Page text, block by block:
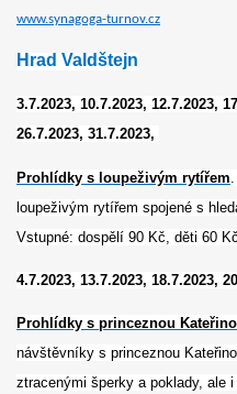
www.synagoga-turnov.cz
Hrad Valdštejn
3.7.2023, 10.7.2023, 12.7.2023,
26.7.2023, 31.7.2023,
Prohlídky s loupeživým rytířem
loupeživým rytířem spojené s
Vstupné: dospělí 90 Kč, děti 60
4.7.2023, 13.7.2023, 18.7.2023,
Prohlídky s princeznou
návštěvníky s princeznou
ztracenými šperky a poklady, ale